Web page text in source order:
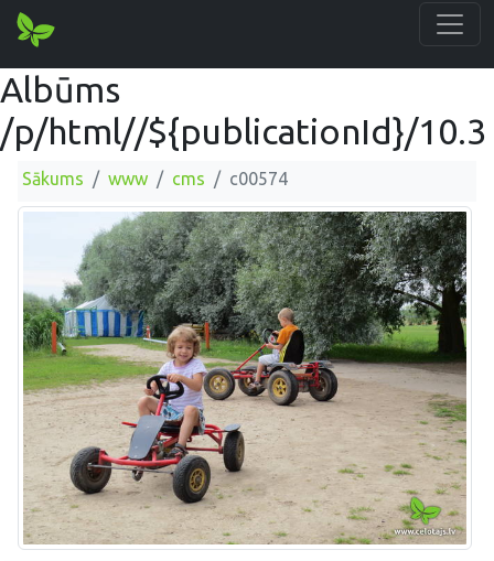
Albūms
/p/html//${publicationId}/10.3
Sākums www cms c00574